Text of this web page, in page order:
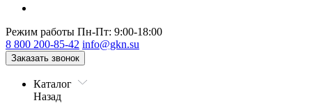
Режим работы Пн-Пт: 9:00-18:00
8 800 200-85-42 info@gkn.su
Заказать звонок
Каталог
Назад